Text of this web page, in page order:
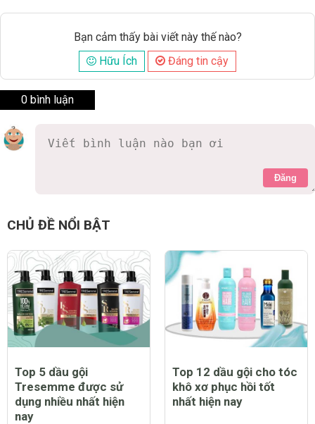
Bạn cảm thấy bài viết này thế nào?
Hữu Ích
Đáng tin cậy
0 bình luận
Đăng
CHỦ ĐỀ NỔI BẬT
Top 5 dầu gội
Tresemme được sử
dụng nhiều nhất hiện
nay
Top 12 dầu gội cho tóc
khô xơ phục hồi tốt
nhất hiện nay